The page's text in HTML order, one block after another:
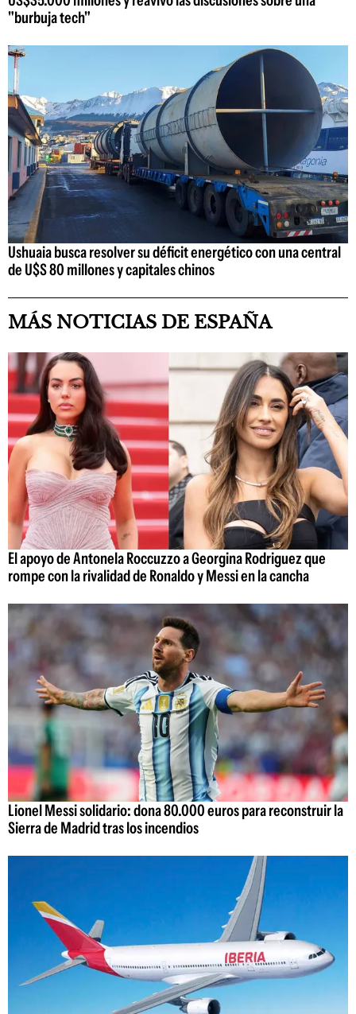
"burbuja tech"
Ushuaia busca resolver su déficit energético con una central
de U$S 80 millones y capitales chinos
MÁS NOTICIAS DE ESPAÑA
El apoyo de Antonela Roccuzzo a Georgina Rodriguez que
rompe con la rivalidad de Ronaldo y Messi en la cancha
Lionel Messi solidario: dona 80.000 euros para reconstruir la
Sierra de Madrid tras los incendios